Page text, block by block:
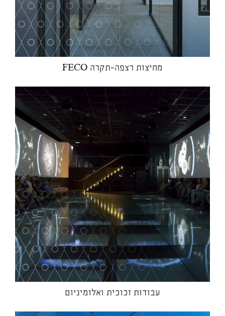
מחיצות רצפה-תקרה FECO
עבודות זכוכית ואלומיניום